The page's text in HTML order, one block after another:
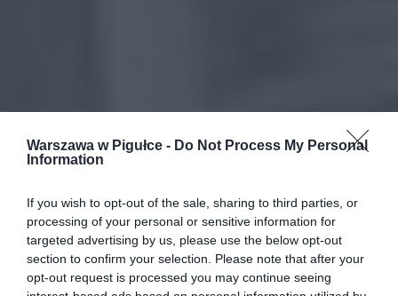
Warszawa w Pigułce - Do Not Process My Personal
Information
If you wish to opt-out of the sale, sharing to third parties, or
processing of your personal or sensitive information for
targeted advertising by us, please use the below opt-out
section to confirm your selection. Please note that after your
opt-out request is processed you may continue seeing